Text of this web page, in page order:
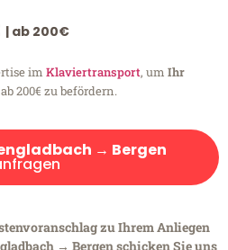
| ab 200€
im Klaviertransport, um Ihr
ab 200€ zu befördern.
→ Bergen
zu Ihrem Anliegen
→ Bergen schicken Sie uns